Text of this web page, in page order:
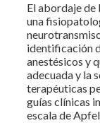
El abordaje
una
identificación
anestésicos y
adecuada y la
terapéuticas
guías clínicas
escala de